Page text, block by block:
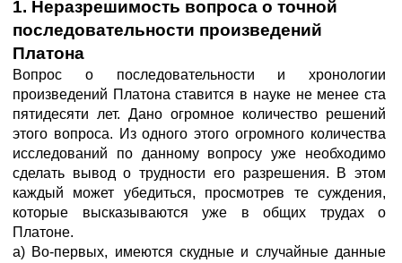
1. Неразрешимость вопроса о точной
последовательности произведений
Платона
Вопрос о последовательности и хронологии
произведений Платона ставится в науке не менее ста
пятидесяти лет. Дано огромное количество решений
этого вопроса. Из одного этого огромного количества
исследований по данному вопросу уже необходимо
сделать вывод о трудности его разрешения. В этом
каждый может убедиться, просмотрев те суждения,
которые высказываются уже в общих трудах о
Платоне.
а) Во-первых, имеются скудные и случайные данные